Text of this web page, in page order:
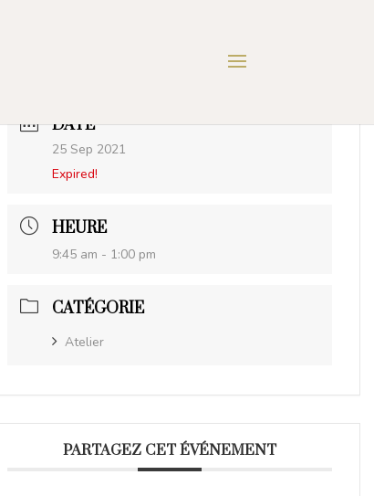
DATE
25 Sep 2021
Expired!
HEURE
9:45 am - 1:00 pm
CATÉGORIE
Atelier
PARTAGEZ CET ÉVÉNEMENT